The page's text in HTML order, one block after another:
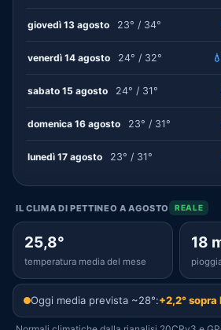
giovedì 13 agosto 23° / 34°
venerdì 14 agosto 24° / 32°
sabato 15 agosto 24° / 31°
domenica 16 agosto 23° / 31°
lunedì 17 agosto 23° / 31°
IL CLIMA DI PETTINEO A AGOSTO REALE
25,8°
temperatura media del mese
18
Oggi media prevista ~28°:+2,2° sopra